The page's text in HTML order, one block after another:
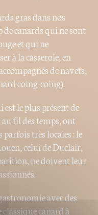
gras dans nos
de canards qui ne sont
et qui ne
à la casserole, en
de navets,
coing-coing).
le plus présent de
au fil des temps, ont
très locales : le
celui de Duclair,
ne doivent leur
avec des
canard à